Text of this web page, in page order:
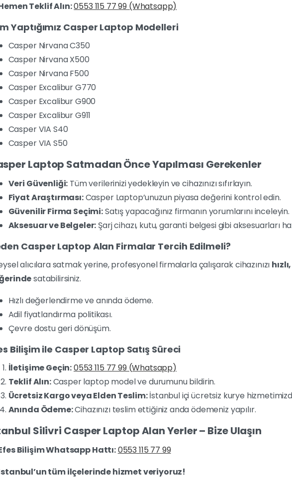
Teklif Alın:0553 115 77 99 (Whatsapp)
Yaptığımız Casper Laptop Modelleri
Casper Nirvana C350
Casper Nirvana X500
Casper Nirvana F500
Casper Excalibur G770
Casper Excalibur G900
Casper Excalibur G911
Casper VIA S40
Casper VIA S50
Laptop Satmadan Önce Yapılması Gerekenler
Veri Güvenliği: Tüm verilerinizi yedekleyin ve cihazınızı sıfırlayın.
Fiyat Araştırması:Casper Laptop’unuzun piyasa değerini kontrol edin.
Güvenilir Firma Seçimi:Satış yapacağınız firmanın yorumlarını inceleyin.
Aksesuar ve Belgeler: Şarj cihazı, kutu, garanti belgesi gibi aksesuarları
Casper Laptop Alan Firmalar Tercih Edilmeli?
alıcılara satmak yerine, profesyonel firmalarla çalışarak cihazınızı
satabilirsiniz.
Hızlı değerlendirme ve anında ödeme.
Adil fiyatlandırma politikası.
Çevre dostu geri dönüşüm.
Bilişim ile Casper Laptop Satış Süreci
İletişime Geçin:0553 115 77 99 (Whatsapp)
Teklif Alın:Casper laptop model ve durumunu bildirin.
Ücretsiz Kargo veya Elden Teslim:İstanbul içi ücretsiz kurye
Anında Ödeme:Cihazınızı teslim ettiğiniz anda ödemeniz yapılır.
Silivri Casper Laptop Alan Yerler – Bize Ulaşın
Bilişim Whatsapp Hattı:0553 115 77 99
tüm ilçelerinde hizmet veriyoruz!